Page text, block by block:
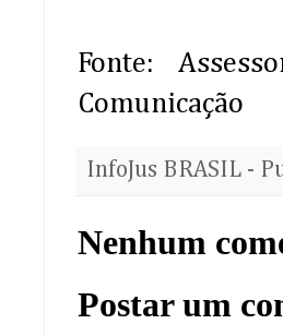
Fonte:
Comunicação
InfoJus BRASIL -
Nenhum
Postar um